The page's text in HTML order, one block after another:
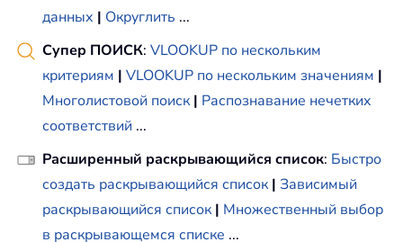
данных | Округлить ...
Супер ПОИСК: VLOOKUP по нескольким
критериям | VLOOKUP по нескольким значениям |
Многолистовой поиск | Распознавание нечетких
соответствий ...
Расширенный раскрывающийся список: Быстро
создать раскрывающийся список | Зависимый
раскрывающийся список | Множественный выбор
в раскрывающемся списке ...